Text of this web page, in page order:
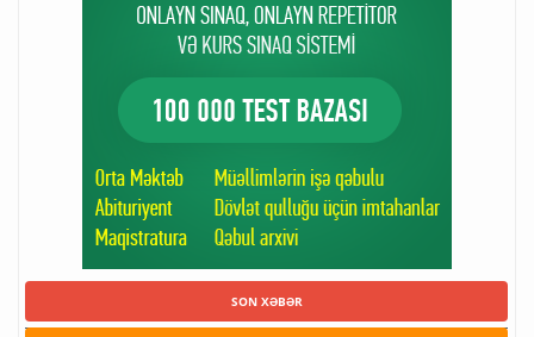
SON XƏBƏR